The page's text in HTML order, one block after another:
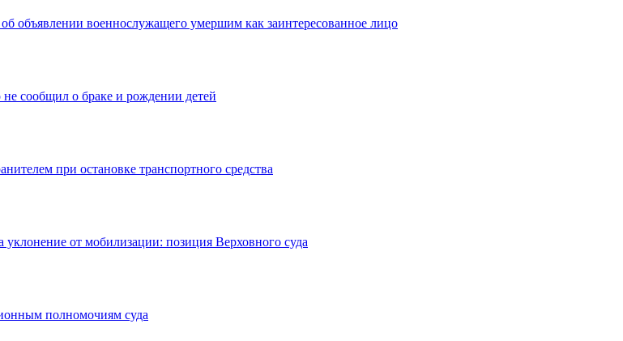
объявлении военнослужащего умершим как заинтересованное лицо
сообщил о браке и рождении детей
при остановке транспортного средства
от мобилизации: позиция Верховного суда
полномочиям суда